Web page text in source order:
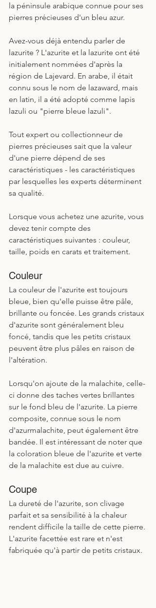
la péninsule arabique connue pour ses
pierres précieuses d'un bleu azur.
Avez-vous déjà entendu parler de
lazurite ? L'azurite et la lazurite ont été
initialement nommées d'après la
région de Lajevard. En arabe, il était
connu sous le nom de lazaward, mais
en latin, il a été adopté comme lapis
lazuli ou "pierre bleue lazuli".
Tout expert ou collectionneur de
pierres précieuses sait que la valeur
d'une pierre dépend de ses
caractéristiques - les caractéristiques
par lesquelles les experts déterminent
sa qualité.
Lorsque vous achetez une azurite, vous
devez tenir compte des
caractéristiques suivantes : couleur,
taille, poids en carats et traitement.
Couleur
La couleur de l'azurite est toujours
bleue, bien qu'elle puisse être pâle,
brillante ou foncée. Les grands cristaux
d'azurite sont généralement bleu
foncé, tandis que les petits cristaux
peuvent être plus pâles en raison de
l'altération.
Lorsqu'on ajoute de la malachite, celle-
ci donne des taches vertes brillantes
sur le fond bleu de l'azurite. La pierre
composite, connue sous le nom
d'azurmalachite, peut également être
bandée. Il est intéressant de noter que
la coloration bleue de l'azurite et verte
de la malachite est due au cuivre.
Coupe
La dureté de l'azurite, son clivage
parfait et sa sensibilité à la chaleur
rendent difficile la taille de cette pierre.
L'azurite facettée est rare et n'est
fabriquée qu'à partir de petits cristaux.